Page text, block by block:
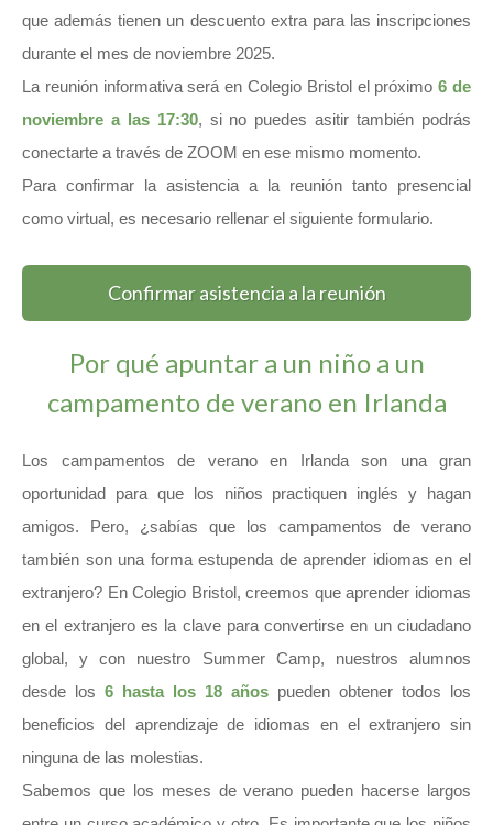
que además tienen un descuento extra para las inscripciones
durante el mes de noviembre 2025.
La reunión informativa será en Colegio Bristol el próximo6 de
noviembre a las 17:30, si no puedes asitir también podrás
conectarte a través de ZOOM en ese mismo momento.
Para confirmar la asistencia a la reunión tanto presencial
como virtual, es necesario rellenar el siguiente formulario.
Confirmar asistencia a la reunión
Por qué apuntar a un niño a un
campamento de verano en Irlanda
Los campamentos de verano en Irlanda son una gran
oportunidad para que los niños practiquen inglés y hagan
amigos. Pero, ¿sabías que los campamentos de verano
también son una forma estupenda de aprender idiomas en el
extranjero? En Colegio Bristol, creemos que aprender idiomas
en el extranjero es la clave para convertirse en un ciudadano
global, y con nuestro Summer Camp, nuestros alumnos
desde los 6 hasta los 18 años pueden obtener todos los
beneficios del aprendizaje de idiomas en el extranjero sin
ninguna de las molestias.
Sabemos que los meses de verano pueden hacerse largos